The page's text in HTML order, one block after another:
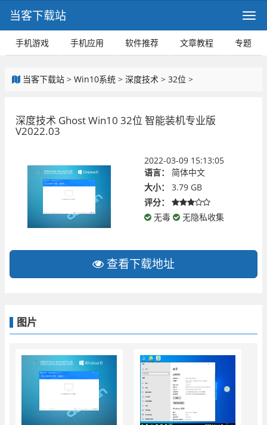
当客下载站
手机游戏 手机应用 软件推荐 文章教程 专题
当客下载站 > Win10系统 > 深度技术 > 32位 >
深度技术 Ghost Win10 32位 智能装机专业版
V2022.03
2022-03-09 15:13:05
语言：
简体中文
大小：
3.79 GB
评分：
无毒
无隐私收集
查看下载地址
图片